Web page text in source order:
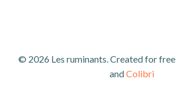
© 2026 Les ruminants. Created for
andColibri